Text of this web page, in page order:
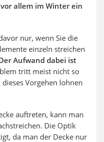
vor allem im Winter ein
nur, wenn Sie die
einzeln streichen
Aufwand dabei ist
tritt meist nicht so
Vorgehen lohnen
auftreten, kann man
Die Optik
da man der Decke nur